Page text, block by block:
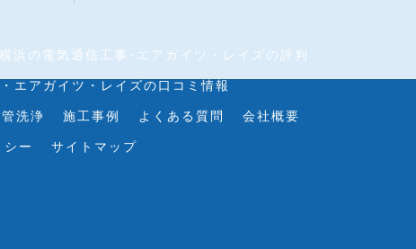
横浜の電気通信工事･エアガイツ・レイズの評判
エアガイツ・レイズの口コミ情報
洗浄 施工事例 よくある質問
会社概要
ー サイトマップ